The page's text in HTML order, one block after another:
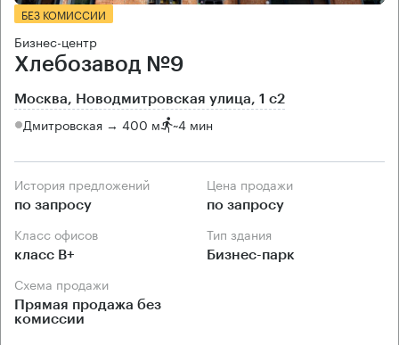
БЕЗ КОМИССИИ
Бизнес-центр
Хлебозавод №9
Москва, Новодмитровская улица, 1 с2
Дмитровская → 400 м ~4 мин
История предложений
по запросу
Цена продажи
по запросу
Класс офисов
класс B+
Тип здания
Бизнес-парк
Схема продажи
Прямая продажа без
комиссии